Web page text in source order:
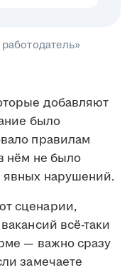
добавляют
было
правилам
нём не было
нарушений.
сценарии,
всё-таки
— важно сразу
замечаете